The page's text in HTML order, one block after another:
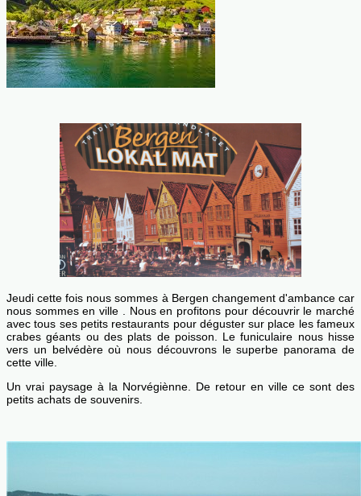
Jeudi cette fois nous sommes à Bergen changement d'ambance car
nous sommes en ville . Nous en profitons pour découvrir le marché
avec tous ses petits restaurants pour déguster sur place les fameux
crabes géants ou des plats de poisson. Le funiculaire nous hisse
vers un belvédère où nous découvrons le superbe panorama de
cette ville.
Un vrai paysage à la Norvégiènne. De retour en ville ce sont des
petits achats de souvenirs.